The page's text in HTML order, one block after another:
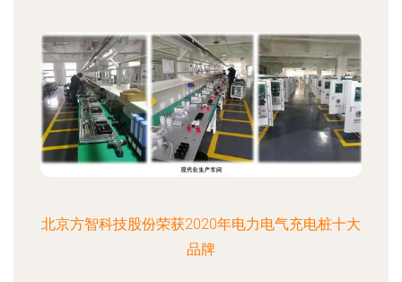
北京方智科技股份荣获2020年电力电气充电桩十大
品牌